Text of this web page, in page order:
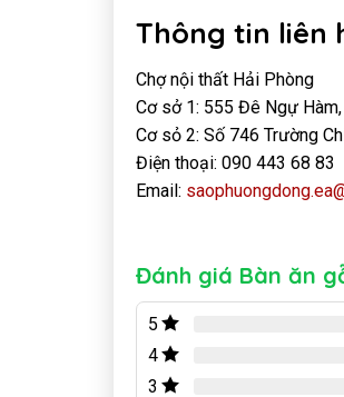
Thông tin liên
Chợ nội thất Hải Phòng
Cơ sở 1: 555 Đê Ngự
Cơ sỏ 2: Số 746 Trường
Điện thoại: 090 443 68 83
Email:
Đánh giá Bàn ăn
5
4
3